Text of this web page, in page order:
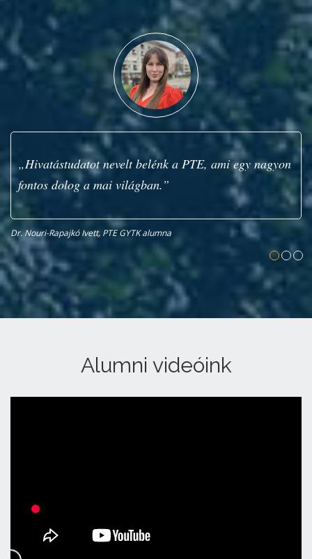
„Hivatástudatot nevelt belénk a PTE, ami egy nagyon
fontos dolog a mai világban.”
Dr. Nouri-Rapajkó Ivett, PTE GYTK alumna
Alumni videóink